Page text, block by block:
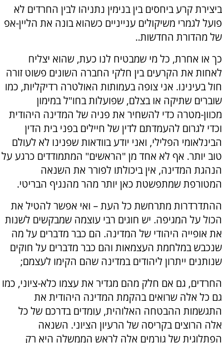
ביצירת קרע ביחסים בין בנימין נתניהו לבין החרדים לא
פועל לגמרי משיקולים ענייניים כשהוא בונה את הליין-אפ
של מהדורת החדשות..
כך או אחרת, כל מי שמבטיח לנו כעת, שהוא יצליח
לאחות את הקרעים בין חלקי החברה השונים פשוט זורה
חול בעינינו. אני צופה בעמותות האולטרה רדיקליות, כמו
שוברים שתיקה או בצלם, שפועלות בחו"ל במימון
מכוון-מטרה כדי להשחיר את פניה של המדינה היהודית
וכדי לגרום להעמדתם לדין של חיילים בפני בית הדין
הבינלאומי הפלילי, ואני יודע בוודאות שפנינו לא לעולם
טוב יותר. אף לא אחד מן "הראשים" המתמודדים כרגע על
הנהגת המדינה, אין ביכולתו לפורר את השנאה
המטורפת שמתפשטת כאן יותר מהר מהנגיף הבריטי.
ההתדרדרות מתרחשת כל העת – ואי אפשר להטיל את
הכול על המגיפה. יש חוגים רבי עוצמה שמבקשים לשנות
את אופייה היהודי של המדינה. הם כבר מדברים על מה
שנכבש במלחמת העצמאות והם כבר מדברים על חוקים
שנותנים ייתרון ליהודים במדינה שהם הקימו לעצמם;
החרדים, גם אם חלק מהם מגדיר את עצמו כלא-ציוני, כמו
גם כל אלה שרואים בהקמת המדינה היהודית את
התגשמות ההבטחה האלוהית, עומדים בדרכם של כל
אלה הרוצים בקריסה של הרעיון הציוני. השנאה
הפתלוגית של גורמים אלה לראש הממשלה היא רק